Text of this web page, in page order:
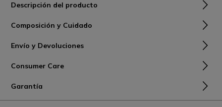
Descripción del producto
Composición y Cuidado
Envío y Devoluciones
Consumer Care
Garantía